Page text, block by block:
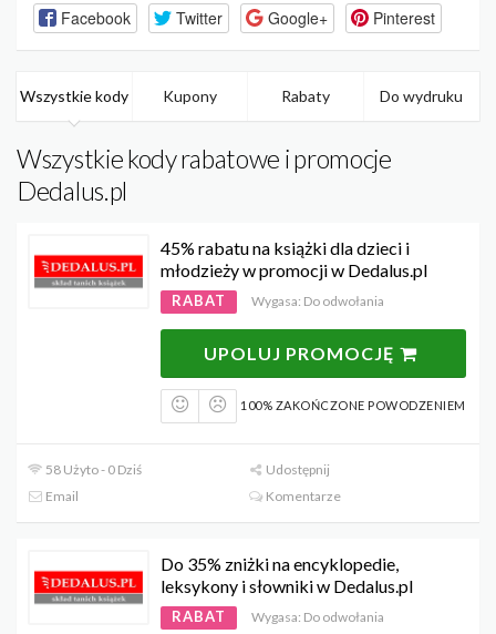
Facebook Twitter Google+ Pinterest
Wszystkie kody Kupony Rabaty Do wydruku
Wszystkie kody rabatowe i promocje
Dedalus.pl
45% rabatu na książki dla dzieci i
młodzieży w promocji w Dedalus.pl
RABAT Wygasa: Do odwołania
UPOLUJ PROMOCJĘ
100% ZAKOŃCZONE POWODZENIEM
58 Użyto - 0 Dziś
Udostępnij
Email
Komentarze
Do 35% zniżki na encyklopedie,
leksykony i słowniki w Dedalus.pl
RABAT Wygasa: Do odwołania